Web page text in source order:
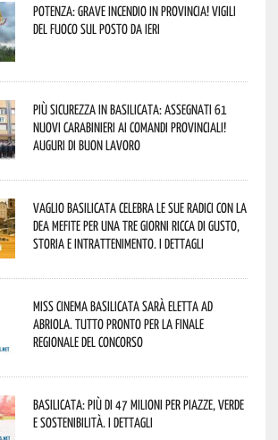
Potenza: grave incendio in Provincia! Vigili
del fuoco sul posto da ieri
Più sicurezza in Basilicata: assegnati 61
nuovi Carabinieri ai Comandi provinciali!
Auguri di buon lavoro
Vaglio Basilicata celebra le sue radici con la
Dea Mefite per una tre giorni ricca di gusto,
storia e intrattenimento. I dettagli
Miss Cinema Basilicata sarà eletta ad
Abriola. Tutto pronto per la finale
regionale del concorso
Basilicata: più di 47 milioni per piazze, verde
e sostenibilità. I dettagli